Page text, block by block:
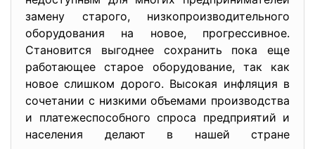
замену старого, низкопроизводительного
оборудования на новое, прогрессивное.
Становится выгоднее сохранить пока еще
работающее старое оборудование, так как
новое слишком дорого. Высокая инфляция в
сочетании с низкими объемами производства
и платежеспособного спроса предприятий и
населения делают в нашей стране